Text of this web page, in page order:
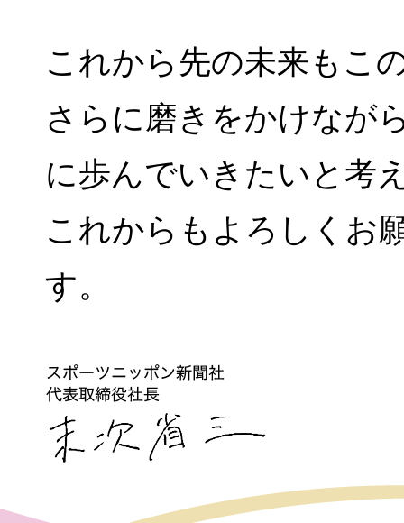
これから先の未来もこ
さらに磨きをかけなが
に歩んでいきたいと考
これからもよろしくお
す。